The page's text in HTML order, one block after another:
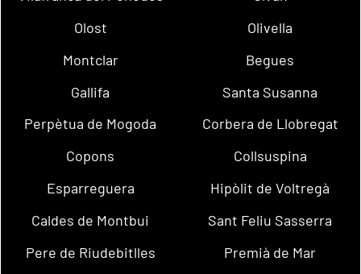
Olost
Olivella
Montclar
Begues
Gallifa
Santa Susanna
Perpètua de Mogoda
Corbera de Llobregat
Copons
Collsuspina
Esparreguera
Hipòlit de Voltregà
Caldes de Montbui
Sant Feliu Sasserra
Pere de Riudebitlles
Premià de Mar